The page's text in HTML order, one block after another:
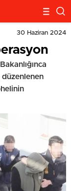
30 Haziran 2024
düzenlenen